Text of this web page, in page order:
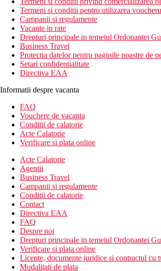
Termeni si conditii pentru utilizarea
Campanii si regulamente
Vacante in rate
Drepturi principale in temeiul Ordonantei
Business Travel
Protectia datelor pentru paginile noastre de
Setari confidentialitate
Directiva EAA
Informatii despre vacanta
FAQ
Vouchere de vacanta
Conditii de calatorie
Acte Calatorie
Verificare si plata online
Acte Calatorie
Agentii
Business Travel
Campanii si regulamente
Conditii de calatorie
Contact
Directiva EAA
FAQ
Despre noi
Drepturi principale in temeiul Ordonantei
Verificare si plata online
Licente, documente juridice si contractul cu
Modalitati de plata